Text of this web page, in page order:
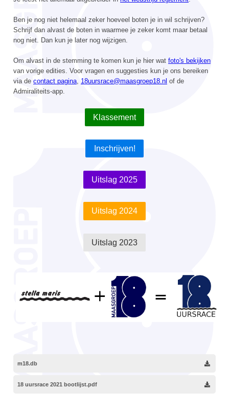
Ben je nog niet helemaal zeker hoeveel boten je in wil schrijven?
Schrijf dan alvast de boten in waarmee je zeker komt maar betaal
nog niet. Dan kun je later nog wijzigen.
Om alvast in de stemming te komen kun je hier wat foto's bekijken
van vorige edities. Voor vragen en suggesties kun je ons bereiken
via de contact pagina 18uursrace@maasgroep18.nl of de
Admiraliteits-app.
Klassement
Inschrijven!
Uitslag 2025
Uitslag 2024
Uitslag 2023
m18.db
18 uursrace 2021 bootlijst.pdf